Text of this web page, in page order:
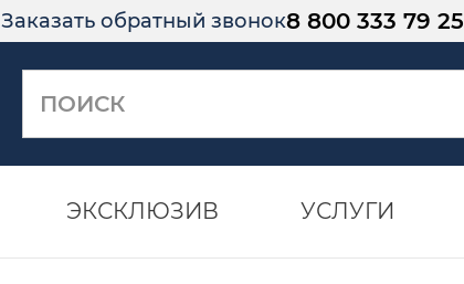
Заказать обратный звонок8 800 333 79 25
ЭКСКЛЮЗИВ УСЛУГИ